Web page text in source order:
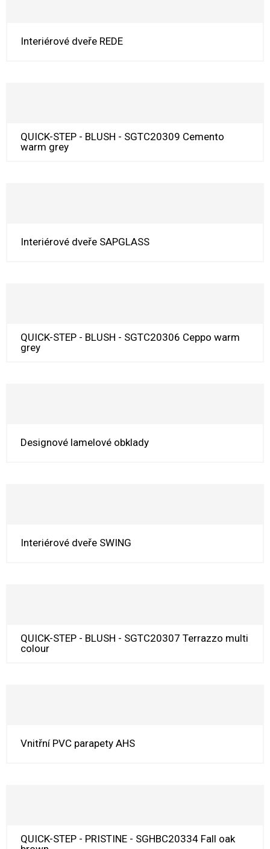
Interiérové dveře REDE
QUICK-STEP - BLUSH - SGTC20309 Cemento
warm grey
Interiérové dveře SAPGLASS
QUICK-STEP - BLUSH - SGTC20306 Ceppo warm
grey
Designové lamelové obklady
Interiérové dveře SWING
QUICK-STEP - BLUSH - SGTC20307 Terrazzo multi
colour
Vnitřní PVC parapety AHS
QUICK-STEP - PRISTINE - SGHBC20334 Fall oak